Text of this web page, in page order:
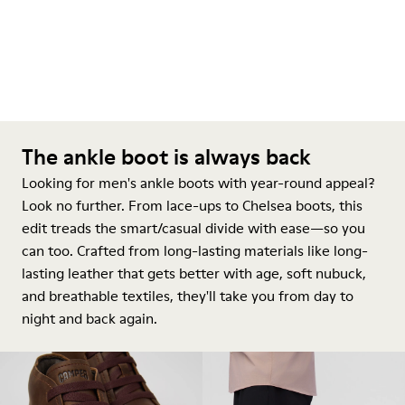
The ankle boot is always back
Looking for men's ankle boots with year-round appeal?
Look no further. From lace-ups to Chelsea boots, this
edit treads the smart/casual divide with ease—so you
can too. Crafted from long-lasting materials like long-
lasting leather that gets better with age, soft nubuck,
and breathable textiles, they'll take you from day to
night and back again.